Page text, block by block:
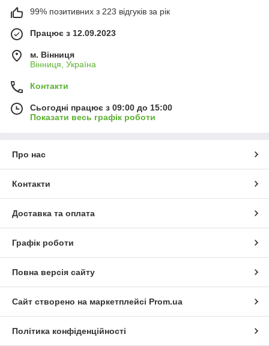
99% позитивних з 223 відгуків за рік
Працює з 12.09.2023
м. Вінниця
Вінниця, Україна
Контакти
Сьогодні працює з 09:00 до 15:00
Показати весь графік роботи
Про нас
Контакти
Доставка та оплата
Графік роботи
Повна версія сайту
Сайт створено на маркетплейсі Prom.ua
Політика конфіденційності